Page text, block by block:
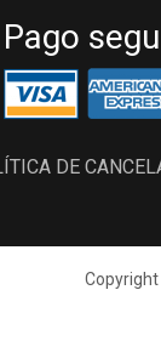
Pago
DE